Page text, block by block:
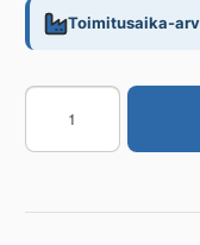
Toimitusaika-
Pesupöytä
Northern
SMART-